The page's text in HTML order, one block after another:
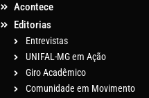
Acontece
Editorias
Entrevistas
UNIFAL-MG em Ação
Giro Acadêmico
Comunidade em Movimento